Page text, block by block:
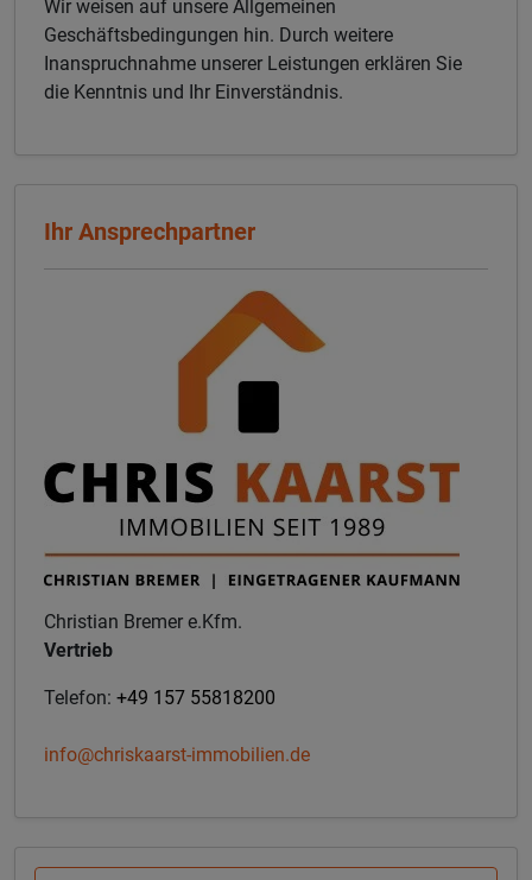
Wir weisen auf unsere Allgemeinen
Geschäftsbedingungen hin. Durch weitere
Inanspruchnahme unserer Leistungen erklären Sie
die Kenntnis und Ihr Einverständnis.
Ihr Ansprechpartner
Christian Bremer e.Kfm.
Vertrieb
Telefon: +49 157 55818200
info@chriskaarst-immobilien.de